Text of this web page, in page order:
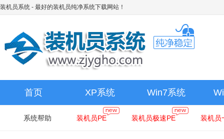
装机员系统 - 最好的装机员纯净系统下载网站！
首页 XP系统 Win7系统
系统帮助 装机员PE 装机员极速PE 装机员